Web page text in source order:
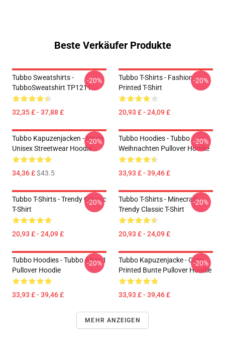
Beste Verkäufer Produkte
Tubbo Sweatshirts -
TubboSweatshirt TP1211
32,35 £ - 37,88 £
-20%
Tubbo T-Shirts - Fashion
Printed T-Shirt
20,93 £ - 24,09 £
-20%
Tubbo Kapuzenjacken - Mode
Unisex Streetwear Hoodie
34,36 £$43.5
-20%
Tubbo Hoodies - Tubbo
Weihnachten Pullover Hoodie
33,93 £ - 39,46 £
-20%
Tubbo T-Shirts - Trendy Classic
T-Shirt
20,93 £ - 24,09 £
-20%
Tubbo T-Shirts - Minecraft
Trendy Classic T-Shirt
20,93 £ - 24,09 £
-20%
Tubbo Hoodies - Tubbo &Bee 1
Pullover Hoodie
33,93 £ - 39,46 £
-20%
Tubbo Kapuzenjacke - Cute
Printed Bunte Pullover Hoodie
33,93 £ - 39,46 £
-20%
MEHR ANZEIGEN